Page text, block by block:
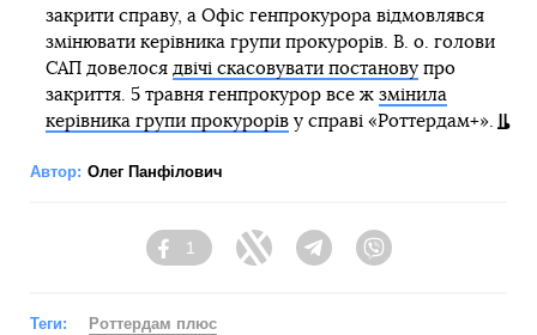
закрити справу, а Офіс генпрокурора відмовлявся
змінювати керівника групи прокурорів. В. о. голови
САП довелося двічі скасовувати постановупро
закриття. 5 травня генпрокурор все ж змінила
керівника групи прокуроріву справі «Роттердам+».
Автор: Олег Панфілович
Facebook
1
Twitter TelegramViber
Теги: Роттердам плюс